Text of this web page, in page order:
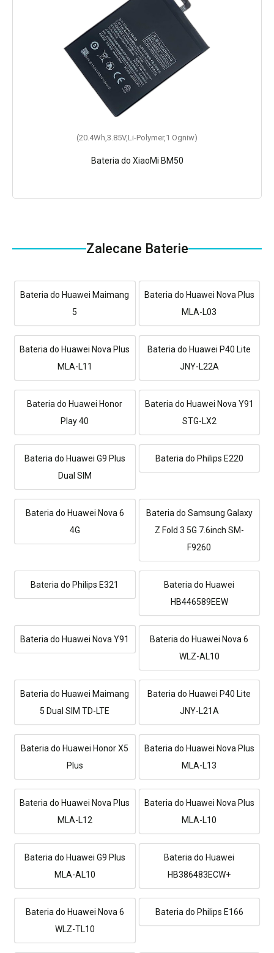
(20.4Wh,3.85V,Li-Polymer,1 Ogniw)
Bateria do XiaoMi BM50
Zalecane Baterie
Bateria do Huawei Maimang
5
Bateria do Huawei Nova Plus
MLA-L03
Bateria do Huawei Nova Plus
MLA-L11
Bateria do Huawei P40 Lite
JNY-L22A
Bateria do Huawei Honor
Play 40
Bateria do Huawei Nova Y91
STG-LX2
Bateria do Huawei G9 Plus
Dual SIM
Bateria do Philips E220
Bateria do Huawei Nova 6
4G
Bateria do Samsung Galaxy
Z Fold 3 5G 7.6inch SM-
F9260
Bateria do Philips E321
Bateria do Huawei
HB446589EEW
Bateria do Huawei Nova Y91
Bateria do Huawei Nova 6
WLZ-AL10
Bateria do Huawei Maimang
5 Dual SIM TD-LTE
Bateria do Huawei P40 Lite
JNY-L21A
Bateria do Huawei Honor X5
Plus
Bateria do Huawei Nova Plus
MLA-L13
Bateria do Huawei Nova Plus
MLA-L12
Bateria do Huawei Nova Plus
MLA-L10
Bateria do Huawei G9 Plus
MLA-AL10
Bateria do Huawei
HB386483ECW+
Bateria do Huawei Nova 6
WLZ-TL10
Bateria do Philips E166